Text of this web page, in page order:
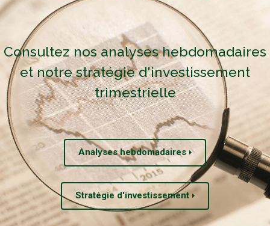
Consultez nos analyses hebdomadaires
et notre stratégie d'investissement
trimestrielle
Analyses hebdomadaires
Stratégie d'investissement